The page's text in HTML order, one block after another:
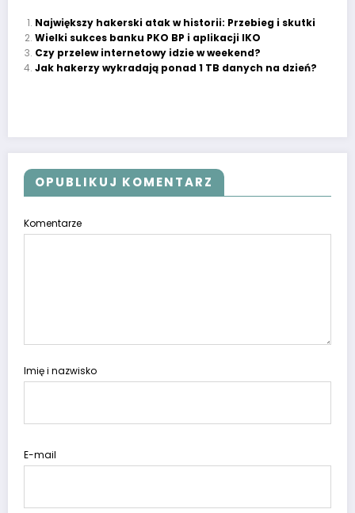
Największy hakerski atak w historii: Przebieg i skutki
Wielki sukces banku PKO BP i aplikacji IKO
Czy przelew internetowy idzie w weekend?
Jak hakerzy wykradają ponad 1 TB danych na dzień?
OPUBLIKUJ KOMENTARZ
Komentarze
Imię i nazwisko
E-mail